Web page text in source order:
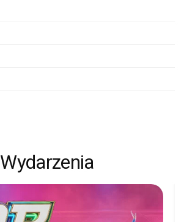
Wydarzenia